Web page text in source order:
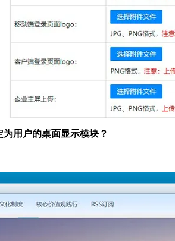
为用户的桌面显示模块？